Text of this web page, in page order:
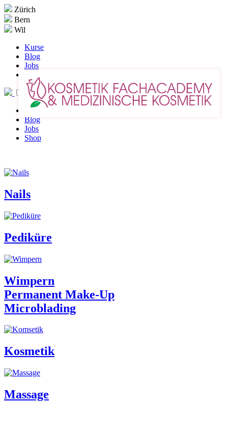
Zürich
Bern
Wil
Kurse
Blog
Jobs
Kurse
Blog
Jobs
Shop
Nails
Pediküre
Wimpern
Permanent Make-Up
Microblading
Kosmetik
Massage